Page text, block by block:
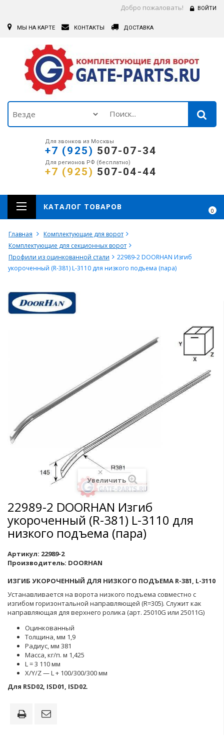
Добро пожаловать! ВОЙТИ
МЫ НА КАРТЕ КОНТАКТЫ ДОСТАВКА
Для звонков из Москвы
+7 (925) 507-07-34
Для регионов РФ (бесплатно)
+7 (925) 507-04-44
0
КАТАЛОГ ТОВАРОВ
Главная
Комплектующие для ворот
Комплектующие для секционных ворот
Профили из оцинкованной стали
22989-2 DOORHAN Изгиб
укороченный (R-381) L-3110 для низкого подъема (пара)
Увеличить
22989-2 DOORHAN Изгиб
укороченный (R-381) L-3110 для
низкого подъема (пара)
Артикул: 22989-2
Производитель: DOORHAN
ИЗГИБ УКОРОЧЕННЫЙ ДЛЯ НИЗКОГО ПОДЪЕМА R-381, L-3110
Устанавливается на ворота низкого подъема совместно с
изгибом горизонтальной направляющей (R=305). Служит как
направляющая для верхнего ролика (арт. 25010G или 25011G)
Оцинкованный
Толщина, мм 1,9
Радиус, мм 381
Масса, кг/п. м 1,425
L = 3 110 мм
X/Y/Z — L + 100/300/300 мм
Для RSD02, ISD01, ISD02.